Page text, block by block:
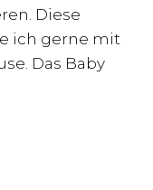
Diese
ich gerne mit
Das Baby